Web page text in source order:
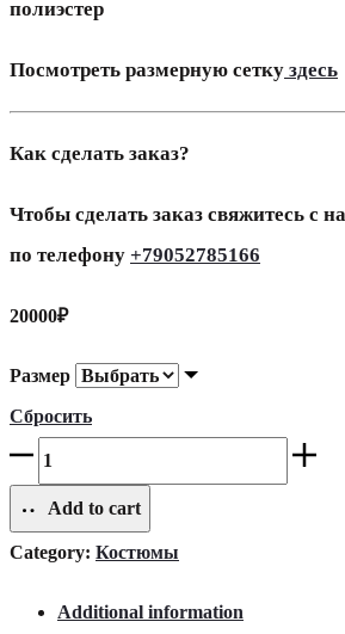
полиэстер
Посмотреть размерную сетку здесь
Как сделать заказ?
Чтобы сделать заказ свяжитесь с
по телефону +79052785166
20000₽
Размер
Сбросить
Костюм
quantity
Add to cart
Category: Костюмы
Additional information